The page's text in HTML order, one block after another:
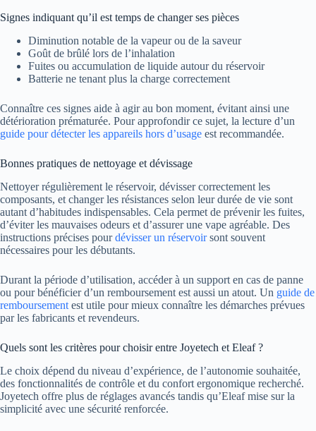
Signes indiquant qu’il est temps de changer ses pièces
Diminution notable de la vapeur ou de la saveur
Goût de brûlé lors de l’inhalation
Fuites ou accumulation de liquide autour du réservoir
Batterie ne tenant plus la charge correctement
Connaître ces signes aide à agir au bon moment, évitant ainsi une
détérioration prématurée. Pour approfondir ce sujet, la lecture d’un
guide pour détecter les appareils hors d’usage est recommandée.
Bonnes pratiques de nettoyage et dévissage
Nettoyer régulièrement le réservoir, dévisser correctement les
composants, et changer les résistances selon leur durée de vie sont
autant d’habitudes indispensables. Cela permet de prévenir les fuites,
d’éviter les mauvaises odeurs et d’assurer une vape agréable. Des
instructions précises pourdévisser un réservoirsont souvent
nécessaires pour les débutants.
Durant la période d’utilisation, accéder à un support en cas de panne
ou pour bénéficier d’un remboursement est aussi un atout. Un guide de
remboursement est utile pour mieux connaître les démarches prévues
par les fabricants et revendeurs.
Quels sont les critères pour choisir entre Joyetech et Eleaf ?
Le choix dépend du niveau d’expérience, de l’autonomie souhaitée,
des fonctionnalités de contrôle et du confort ergonomique recherché.
Joyetech offre plus de réglages avancés tandis qu’Eleaf mise sur la
simplicité avec une sécurité renforcée.